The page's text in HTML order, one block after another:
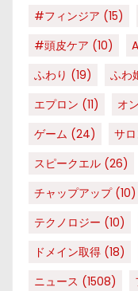
#フィンジア (15)
#頭皮ケア (10)
ふわり (19) ふわ
エプロン (11) オ
ゲーム (24) サ
スピークエル (26)
チャップアップ(10)
テクノロジー (10)
ドメイン取得 (18)
ニュース (1508)